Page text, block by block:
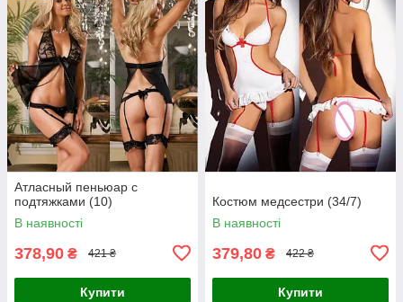
Атласный пеньюар с
подтяжками (10)
В наявності
378,90 ₴ 421 ₴
Купити
Костюм медсестри (34/7)
В наявності
379,80 ₴ 422 ₴
Купити